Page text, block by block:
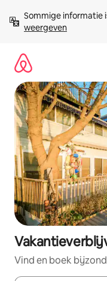
direct
naar
Sommige informatie
weergeven
Vind en boek